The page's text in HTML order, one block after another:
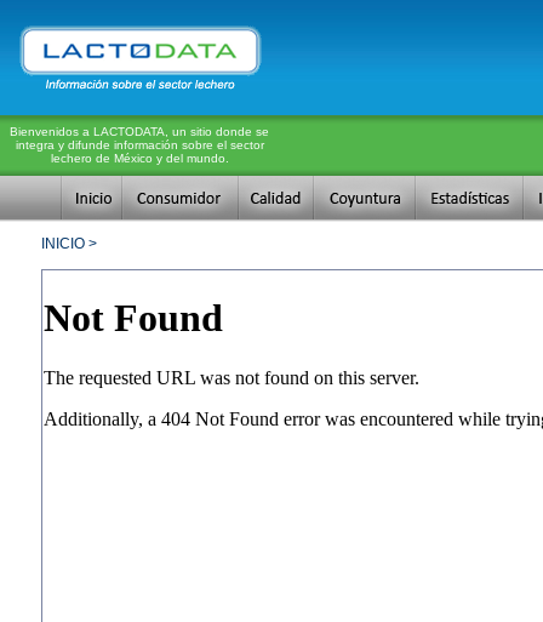
Bienvenidos a LACTODATA, un sitio donde se
integra y difunde información sobre el sector
lechero de México y del mundo.
INICIO >